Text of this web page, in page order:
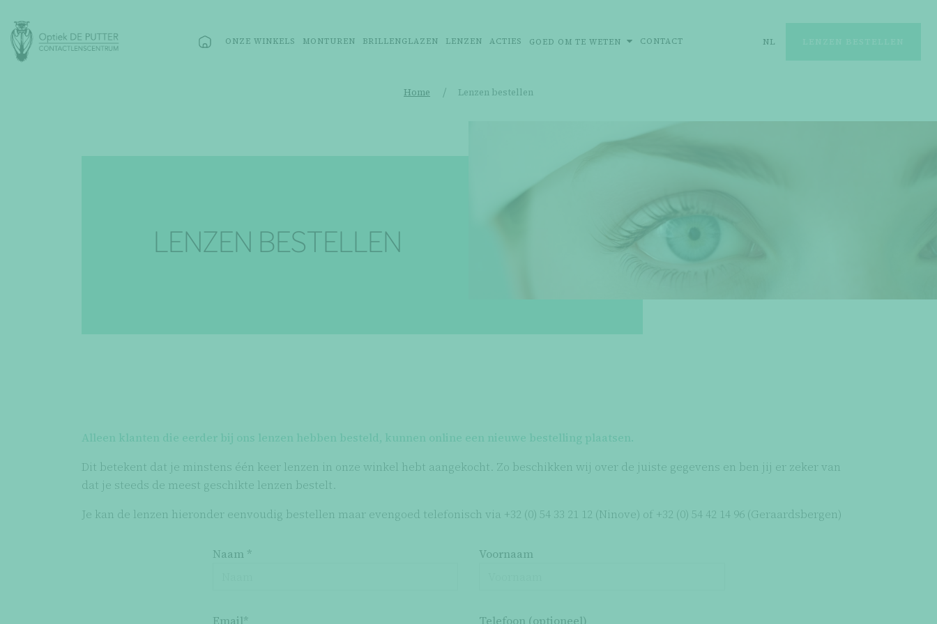
ONZE WINKELS MONTUREN BRILLENGLAZEN LENZEN ACTIES GOED OM TE WETEN CONTACT NL
Home / Lenzen bestellen
LENZEN BESTELLEN
Alleen klanten die eerder bij ons lenzen hebben besteld, kunnen online een nieuwe bestelling plaatsen.
Dit betekent dat je minstens één keer lenzen in onze winkel hebt aangekocht. Zo beschikken wij over de juiste gegevens en ben jij er zeker van
dat je steeds de meest geschikte lenzen bestelt.
Je kan de lenzen hieronder eenvoudig bestellen maar evengoed telefonisch via +32 (0) 54 33 21 12 (Ninove) of +32 (0) 54 42 14 96 (Geraardsbergen)
Naam * Voornaam
Email* Telefoon (optioneel)